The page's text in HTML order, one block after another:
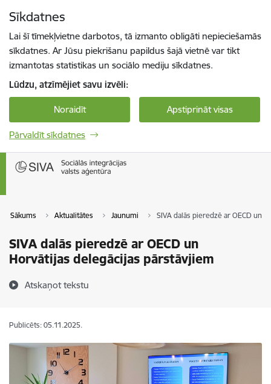
Sīkdatnes
Lai šī tīmekļvietne darbotos, tā izmanto obligāti nepieciešamās
sīkdatnes. Ar Jūsu piekrišanu papildus šajā vietnē var tikt
izmantotas statistikas un sociālo mediju sīkdatnes.
Lūdzu, atzīmējiet savu izvēli:
Noraidīt Apstiprināt visas
Pārvaldīt sīkdatnes
Sākums Aktualitātes Jaunumi SIVA dalās pieredzē ar OECD un
SIVA dalās pieredzē ar OECD un
Horvātijas delegācijas pārstāvjiem
Atskaņot tekstu
Publicēts: 05.11.2025.